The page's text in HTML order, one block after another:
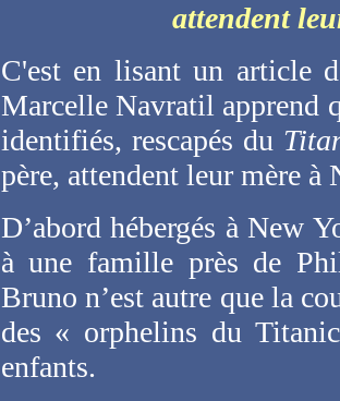
attendent
C'est en lisant un article
Marcelle Navratil apprend
identifiés, rescapés du
père, attendent leur mère à
D’abord hébergés à New
à une famille près de
Bruno n’est autre que la
des « orphelins du
enfants.